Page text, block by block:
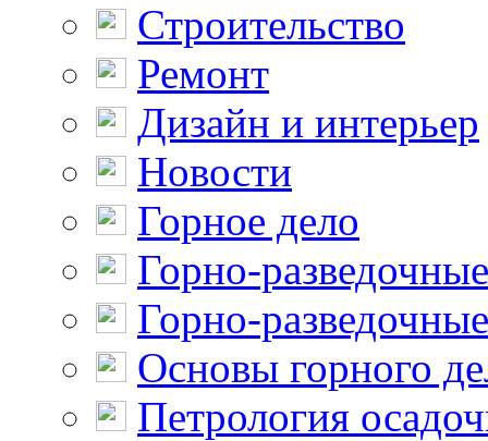
Строительство
Ремонт
Дизайн и интерьер
Новости
Горное дело
Горно-
Горно-
Основы горного
Петрология